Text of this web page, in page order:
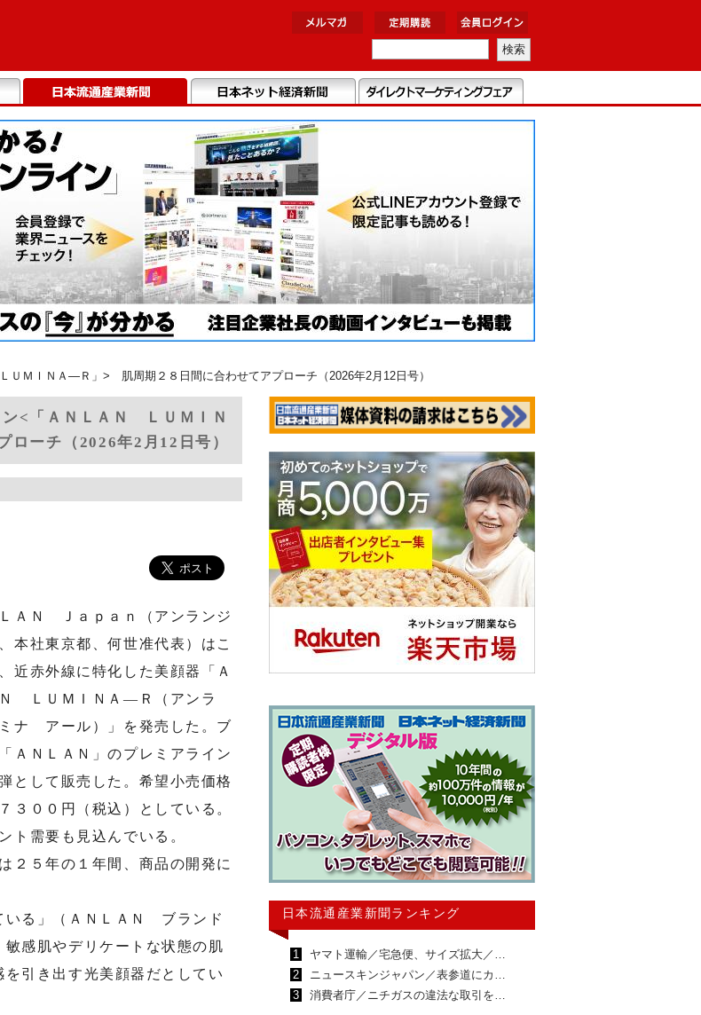
ＭＩＮＡ―Ｒ」> 肌周期２８日間に合わせてアプローチ（2026年2月12日号）
<「ＡＮＬＡＮ ＬＵＭＩＮ
ーチ（2026年2月12日号）
ＡＮ Ｊａｐａｎ（アンランジ
本社東京都、何世准代表）はこ
近赤外線に特化した美顔器「Ａ
Ｎ ＬＵＭＩＮＡ―Ｒ（アンラ
ナ アール）」を発売した。ブ
ＡＮＬＡＮ」のプレミアライン
として販売した。希望小売価格
３００円（税込）としている。
ト需要も見込んでいる。
２５年の１年間、商品の開発に
いる」（ＡＮＬＡＮ ブランド
感肌やデリケートな状態の肌
引き出す光美顔器だとしてい
日本流通産業新聞ランキング
1
ヤマト運輸／宅急便、サイズ拡大／…
2
ニュースキンジャパン／表参道にカ…
3
消費者庁／ニチガスの違法な取引を…